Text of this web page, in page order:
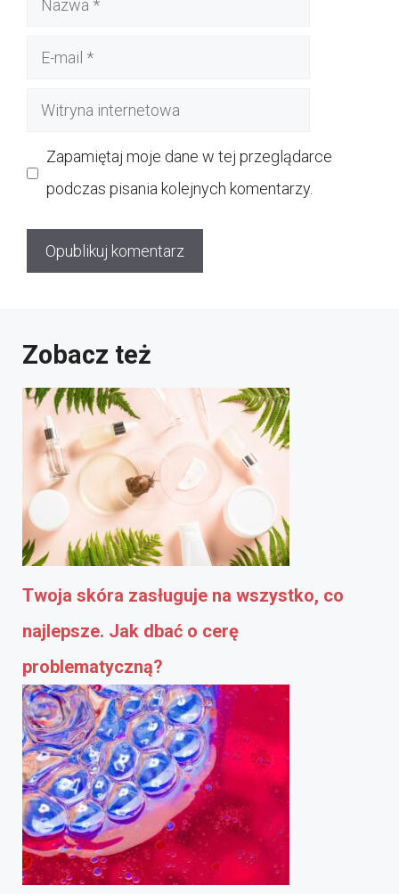
Witryna
Zapamiętaj moje dane w tej przeglądarce
podczas pisania kolejnych komentarzy.
Zobacz też
Twoja skóra zasługuje na wszystko, co
najlepsze. Jak dbać o cerę
problematyczną?